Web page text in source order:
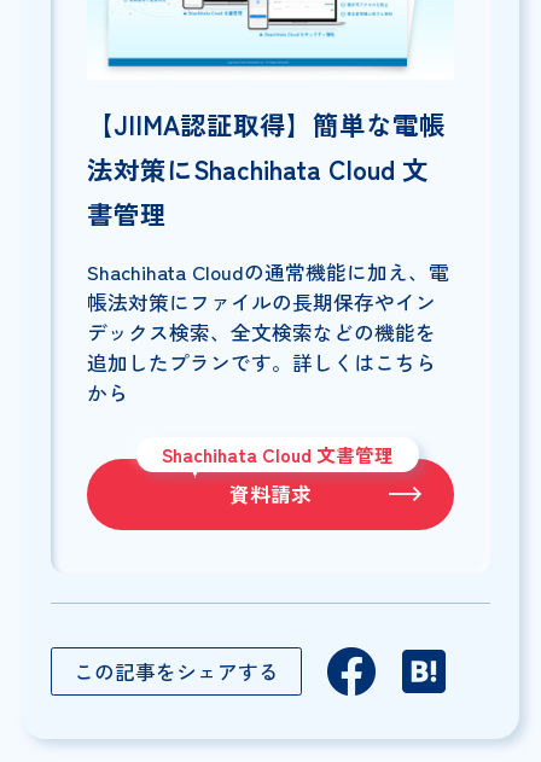
【JIIMA認証取得】簡単な電帳
法対策にShachihata Cloud 文
書管理
Shachihata Cloudの通常機能に加え、電
帳法対策にファイルの長期保存やイン
デックス検索、全文検索などの機能を
追加したプランです。詳しくはこちら
から
Shachihata Cloud 文書管理
資料請求
この記事をシェアする